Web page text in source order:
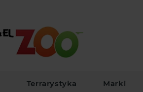
Terrarystyka Marki